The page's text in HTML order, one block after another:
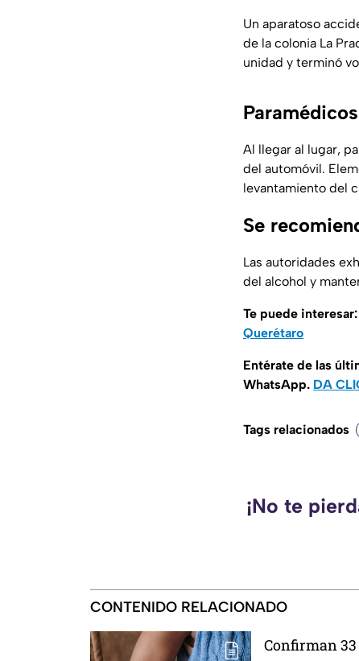
Un aparatoso
de la colonia La
unidad y terminó
Al llegar al lugar,
del automóvil.
levantamiento del
Se
Las autoridades
del alcohol y
Te puede interesar:
Querétaro
Entérate de las
WhatsApp. DA
Tags relacionados
¡No te
CONTENIDO RELACIONADO
Confirman